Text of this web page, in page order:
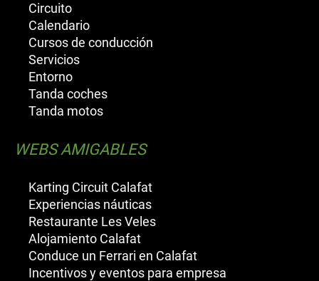
Circuito
Calendario
Cursos de conducción
Servicios
Entorno
Tanda coches
Tanda motos
WEBS AMIGABLES
Karting Circuit Calafat
Experiencias náuticas
Restaurante Les Veles
Alojamiento Calafat
Conduce un Ferrari en Calafat
Incentivos y eventos para empresa